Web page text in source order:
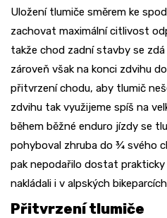
Uložení tlumiče směrem ke
zachovat maximální citlivost
takže chod zadní stavby se
zároveň však na konci zdvihu
přitvrzení chodu, aby tlumič
zdvihu tak využijeme spíš na
během běžné enduro jízdy se
pohyboval zhruba do ¾ svého
pak nepodařilo dostat
nakládali i v alpských
Přitvrzení tlumiče